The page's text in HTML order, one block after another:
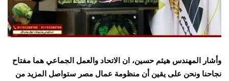
وأشار المهندس هيثم حسين، ان الاتحاد والعمل الجماعي هما مفتاح
نجاحنا ونحن على يقين أن منظومة عمال مصر ستواصل المزيد من